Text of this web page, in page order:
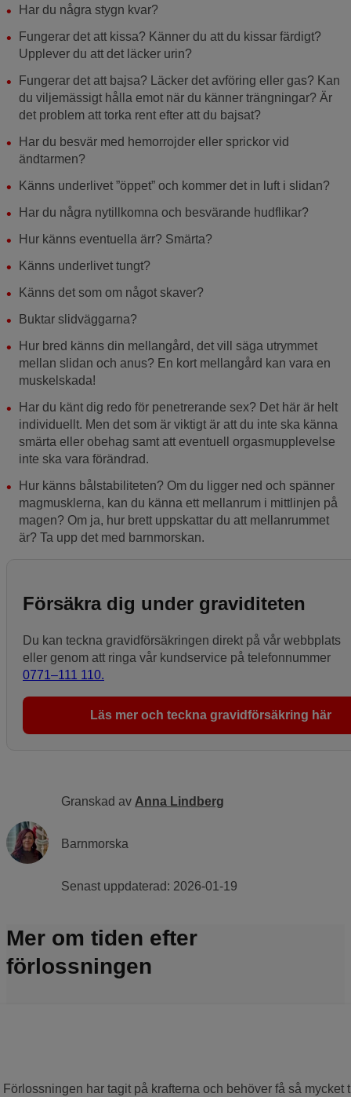
Har du några stygn kvar?
Fungerar det att kissa? Känner du att du kissar färdigt?
Upplever du att det läcker urin?
Fungerar det att bajsa? Läcker det avföring eller gas? Kan
du viljemässigt hålla emot när du känner trängningar? Är
det problem att torka rent efter att du bajsat?
Har du besvär med hemorrojder eller sprickor vid
ändtarmen?
Känns underlivet ”öppet” och kommer det in luft i slidan?
Har du några nytillkomna och besvärande hudflikar?
Hur känns eventuella ärr? Smärta?
Känns underlivet tungt?
Känns det som om något skaver?
Buktar slidväggarna?
Hur bred känns din mellangård, det vill säga utrymmet
mellan slidan och anus? En kort mellangård kan vara en
muskelskada!
Har du känt dig redo för penetrerande sex? Det här är helt
individuellt. Men det som är viktigt är att du inte ska känna
smärta eller obehag samt att eventuell orgasmupplevelse
inte ska vara förändrad.
Hur känns bålstabiliteten? Om du ligger ned och spänner
magmusklerna, kan du känna ett mellanrum i mittlinjen på
magen? Om ja, hur brett uppskattar du att mellanrummet
är? Ta upp det med barnmorskan.
Försäkra dig under graviditeten
Du kan teckna gravidförsäkringen direkt på vår webbplats
eller genom att ringa vår kundservice på telefonnummer
0771–111 110.
Läs mer och teckna gravidförsäkring här
Granskad av Anna Lindberg
Barnmorska
Senast uppdaterad: 2026-01-19
Mer om tiden efter
förlossningen
har tagit på krafterna och behöver få så